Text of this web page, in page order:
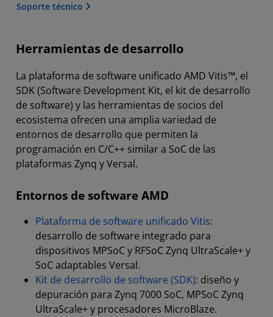
Soporte técnico
Herramientas de desarrollo
La plataforma de software unificado AMD Vitis™, el
SDK (Software Development Kit, el kit de desarrollo
de software) y las herramientas de socios del
ecosistema ofrecen una amplia variedad de
entornos de desarrollo que permiten la
programación en C/C++ similar a SoC de las
plataformas Zynq y Versal.
Entornos de software AMD
Plataforma de software unificado Vitis:
desarrollo de software integrado para
dispositivos MPSoC y RFSoC Zynq UltraScale+ y
SoC adaptables Versal.
Kit de desarrollo de software (SDK): diseño y
depuración para Zynq 7000 SoC, MPSoC Zynq
UltraScale+ y procesadores MicroBlaze.